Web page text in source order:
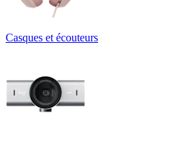
Casques et écouteurs